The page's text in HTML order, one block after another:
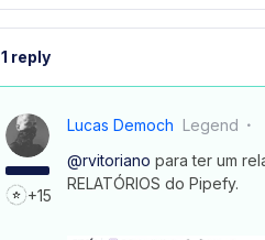
1 reply
+15
Lucas Democh Legend
@rvitoriano para ter um
RELATÓRIOS do Pipefy.